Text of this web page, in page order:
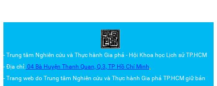
- Trung tâm Nghiên cứu và Thực hành Gia phả - Hội Khoa học Lịch sử TP.HCM
- Địa chỉ: 04 Bà Huyện Thanh Quan, Q.3, TP Hồ Chí Minh.
- Trang web do Trung tâm Nghiên cứu và Thực hành Gia phả TP.HCM giữ bản